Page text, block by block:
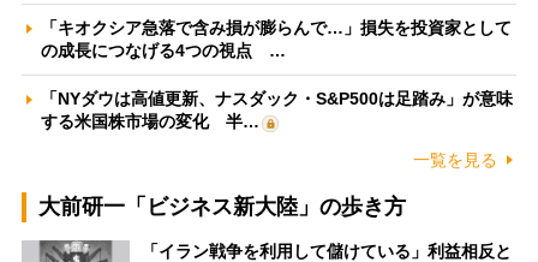
「キオクシア急落で含み損が膨らんで…」損失を投資家として
の成長につなげる4つの視点 …
「NYダウは高値更新、ナスダック・S&P500は足踏み」が意味
する米国株市場の変化 半…
一覧を見る
大前研一「ビジネス新大陸」の歩き方
「イラン戦争を利用して儲けている」利益相反と